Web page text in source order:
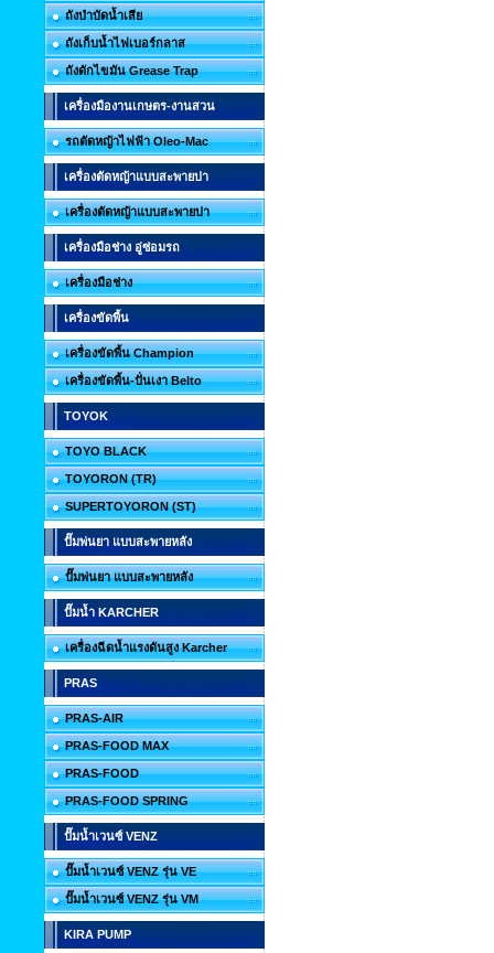
ถังบำบัดน้ำเสีย
ถังเก็บน้ำไฟเบอร์กลาส
ถังดักไขมัน Grease Trap
เครื่องมืองานเกษตร-งานสวน
รถตัดหญ้าไฟฟ้า Oleo-Mac
เครื่องตัดหญ้าแบบสะพายบ่า
เครื่องตัดหญ้าแบบสะพายบ่า
เครื่องมือช่าง อู่ซ่อมรถ
เครื่องมือช่าง
เครื่องขัดพื้น
เครื่องขัดพื้น Champion
เครื่องขัดพื้น-ปั่นเงา Belto
TOYOK
TOYO BLACK
TOYORON (TR)
SUPERTOYORON (ST)
ปั๊มพ่นยา แบบสะพายหลัง
ปั๊มพ่นยา แบบสะพายหลัง
ปั๊มน้ำ KARCHER
เครื่องฉีดน้ำแรงดันสูง Karcher
PRAS
PRAS-AIR
PRAS-FOOD MAX
PRAS-FOOD
PRAS-FOOD SPRING
ปั๊มน้ำเวนซ์ VENZ
ปั๊มน้ำเวนซ์ VENZ รุ่น VE
ปั๊มน้ำเวนซ์ VENZ รุ่น VM
KIRA PUMP